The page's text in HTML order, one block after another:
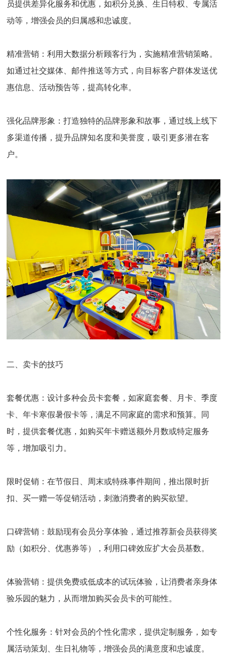
员提供差异化服务和优惠，如积分兑换、生日特权、专属活
动等，增强会员的归属感和忠诚度。
精准营销：利用大数据分析顾客行为，实施精准营销策略。
如通过社交媒体、邮件推送等方式，向目标客户群体发送优
惠信息、活动预告等，提高转化率。
强化品牌形象：打造独特的品牌形象和故事，通过线上线下
多渠道传播，提升品牌知名度和美誉度，吸引更多潜在客
户。
二、卖卡的技巧
套餐优惠：设计多种会员卡套餐，如家庭套餐、月卡、季度
卡、年卡寒假暑假卡等，满足不同家庭的需求和预算。同
时，提供套餐优惠，如购买年卡赠送额外月数或特定服务
等，增加吸引力。
限时促销：在节假日、周末或特殊事件期间，推出限时折
扣、买一赠一等促销活动，刺激消费者的购买欲望。
口碑营销：鼓励现有会员分享体验，通过推荐新会员获得奖
励（如积分、优惠券等），利用口碑效应扩大会员基数。
体验营销：提供免费或低成本的试玩体验，让消费者亲身体
验乐园的魅力，从而增加购买会员卡的可能性。
个性化服务：针对会员的个性化需求，提供定制服务，如专
属活动策划、生日礼物等，增强会员的满意度和忠诚度。